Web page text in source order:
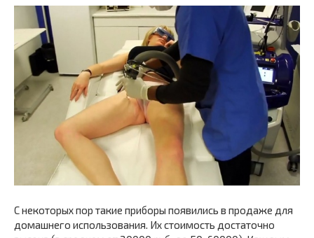
С некоторых пор такие приборы появились в продаже для
домашнего использования. Их стоимость достаточно